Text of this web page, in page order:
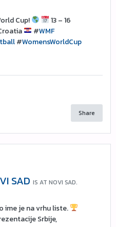
Cup!
13 – 16
#WMF
#WomensWorldCup
Share
SAD IS AT NOVI SAD.
ime je na vrhu liste.
Srbije,